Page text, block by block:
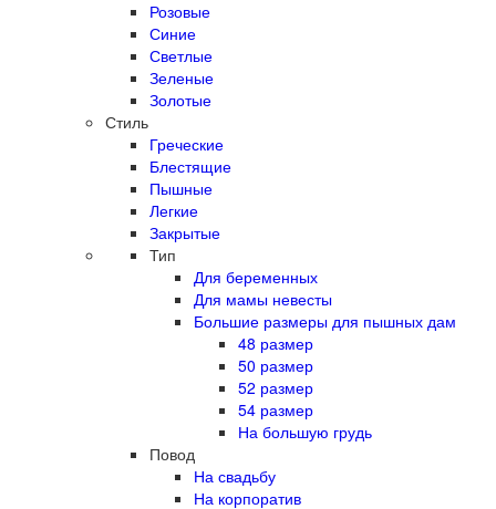
Розовые
Синие
Светлые
Зеленые
Золотые
Стиль
Греческие
Блестящие
Пышные
Легкие
Закрытые
Тип
Для беременных
Для мамы невесты
Большие размеры для пышных дам
48 размер
50 размер
52 размер
54 размер
На большую грудь
Повод
На свадьбу
На корпоратив